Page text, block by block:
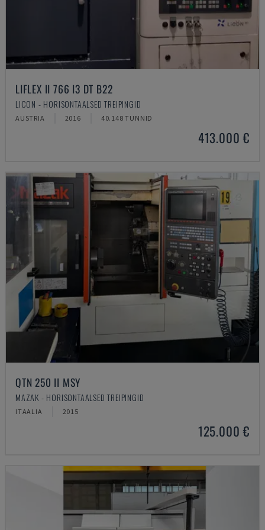
LIFLEX II 766 I3 DT B22
LICON - HORISONTAALSED TREIPINGID
AUSTRIA 2016 40.148 TUNNID
413.000 €
QTN 250 II MSY
MAZAK - HORISONTAALSED TREIPINGID
ITAALIA 2015
125.000 €